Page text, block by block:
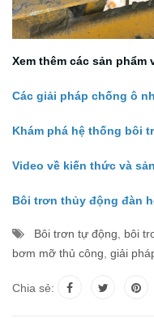
Xem thêm các sản
Các giải pháp chống ô
Khám phá hệ thống bôi
Video về kiến thức và
Bôi trơn thủy động đàn
Bôi trơn tự động bôi
bơm mỡ thủ công giải
Chia sẻ: